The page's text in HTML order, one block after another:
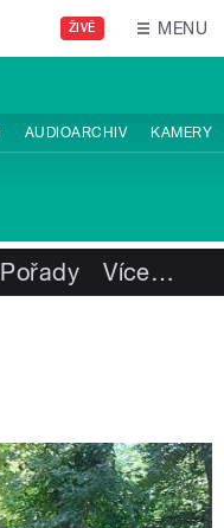
ŽIVĚ MENU
AUDIOARCHIV KAMERY
Pořady Více…